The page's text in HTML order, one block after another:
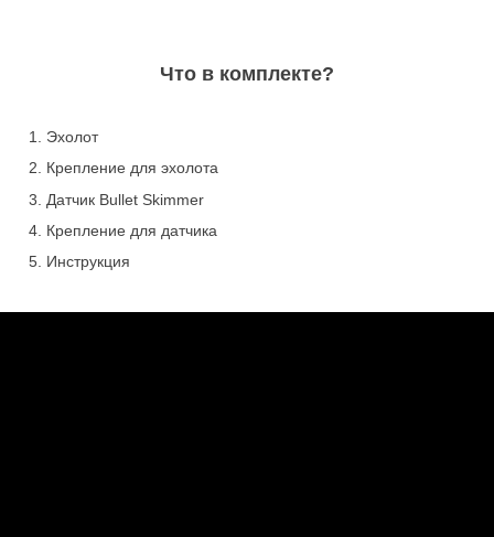
Что в комплекте?
Эхолот
Крепление для эхолота
Датчик Bullet Skimmer
Крепление для датчика
Инструкция